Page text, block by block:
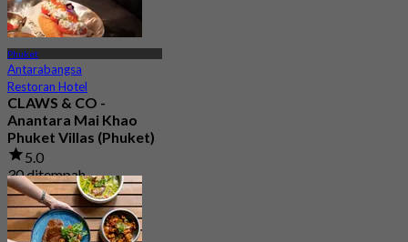
Phuket
Antarabangsa
Restoran Hotel
CLAWS & CO -
Anantara Mai Khao
Phuket Villas (Phuket)
5.0
30 ditempah
Dari฿ 1,045